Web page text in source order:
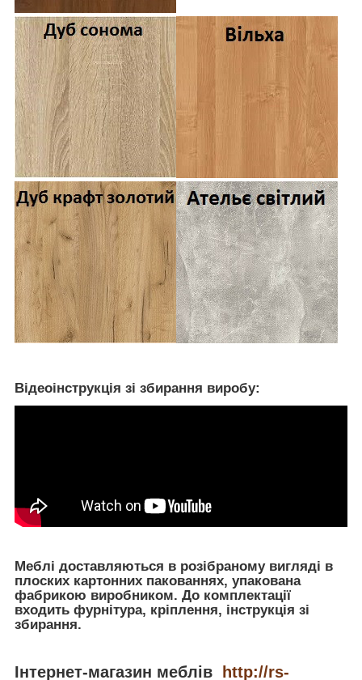
Відеоінструкція зі збирання виробу:
Меблі доставляються в розібраному вигляді в
плоских картонних пакованнях, упакована
фабрикою виробником. До комплектації
входить фурнітура, кріплення, інструкція зі
збирання.
Інтернет-магазин меблів http://rs-